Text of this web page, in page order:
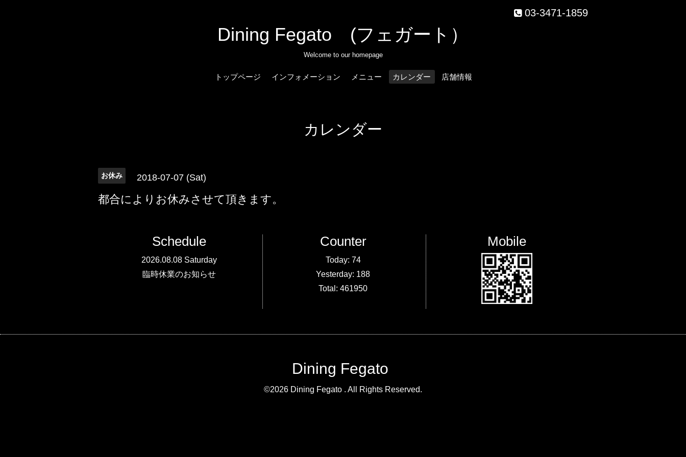
03-3471-1859
Dining Fegato (フェガート）
Welcome to our homepage
トップページ インフォメーション メニュー カレンダー 店舗情報
カレンダー
お休み 2018-07-07 (Sat)
都合によりお休みさせて頂きます。
Schedule
2026.08.08 Saturday
臨時休業のお知らせ
Counter
Today: 74
Yesterday: 188
Total:461950
Mobile
Dining Fegato
©2026 Dining Fegato . All Rights Reserved.